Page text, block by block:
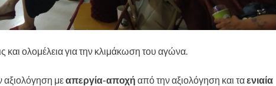
και ολομέλεια για την κλιμάκωση του αγώνα.
αξιολόγηση μεαπεργία-αποχή από την αξιολόγηση και ταενιαία